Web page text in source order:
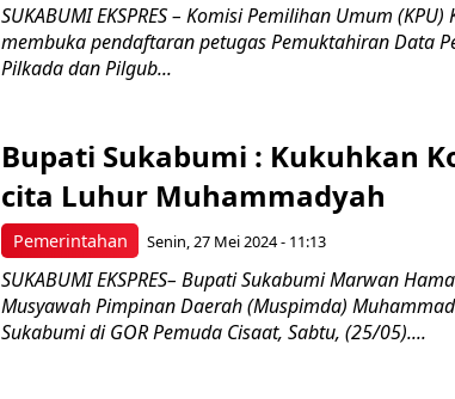
SUKABUMI EKSPRES – Komisi Pemilihan Umum
membuka pendaftaran petugas Pemuktahiran Data
Pilkada dan Pilgub...
Pemerintahan
Bupati Sukabumi : Kukuhkan
cita Luhur Muhammadyah
Senin, 27 Mei 2024 - 11:13
SUKABUMI EKSPRES– Bupati Sukabumi Marwan
Musyawah Pimpinan Daerah (Muspimda)
Sukabumi di GOR Pemuda Cisaat, Sabtu, (25/05)....